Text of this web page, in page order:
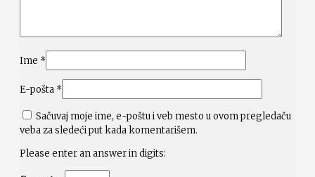
Ime *
E-pošta *
Sačuvaj moje ime, e-poštu i veb mesto u ovom pregledaču
veba za sledeći put kada komentarišem.
Please enter an answer in digits: